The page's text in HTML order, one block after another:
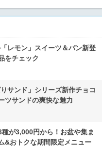
レモン」スイーツ＆パン新登
をチェック
サンド」シリーズ新作チョコ
ツサンドの爽快な魅力
が3,000円から！お盆や集ま
&おトクな期間限定メニュー